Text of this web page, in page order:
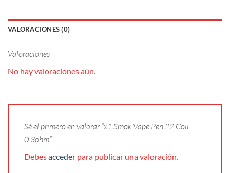
VALORACIONES (0)
Valoraciones
No hay valoraciones aún.
Sé el primero en valorar “x1 Smok Vape Pen 22 Coil
0.3ohm”
Debesacceder para publicar una valoración.